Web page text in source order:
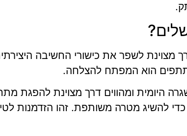
לשפר את כישורי החשיבה
הוא המפתח להצלחה.
היומית ומהווים דרך מצוינת
להשיג מטרה משותפת. זהו הזדמנות